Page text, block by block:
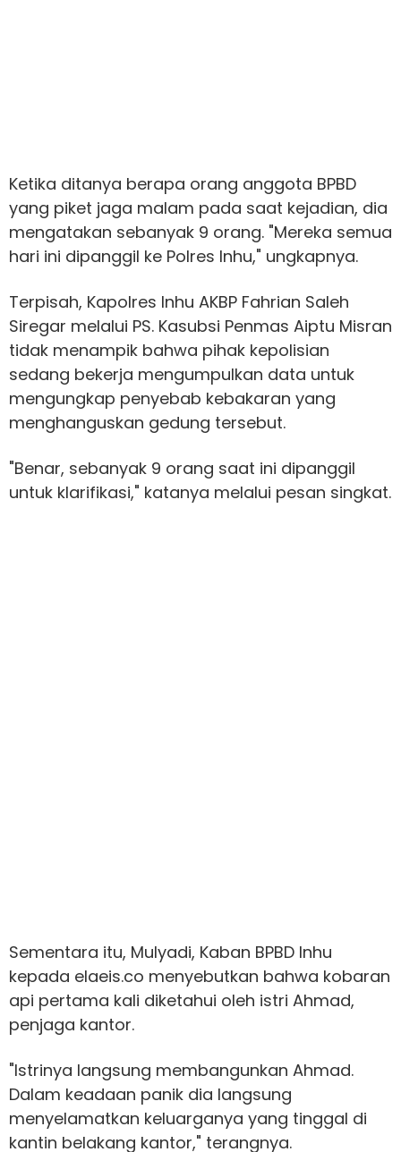
Ketika ditanya berapa orang anggota BPBD
yang piket jaga malam pada saat kejadian, dia
mengatakan sebanyak 9 orang. "Mereka semua
hari ini dipanggil ke Polres Inhu," ungkapnya.
Terpisah, Kapolres Inhu AKBP Fahrian Saleh
Siregar melalui PS. Kasubsi Penmas Aiptu Misran
tidak menampik bahwa pihak kepolisian
sedang bekerja mengumpulkan data untuk
mengungkap penyebab kebakaran yang
menghanguskan gedung tersebut.
"Benar, sebanyak 9 orang saat ini dipanggil
untuk klarifikasi," katanya melalui pesan singkat.
Sementara itu, Mulyadi, Kaban BPBD Inhu
kepada elaeis.co menyebutkan bahwa kobaran
api pertama kali diketahui oleh istri Ahmad,
penjaga kantor.
"Istrinya langsung membangunkan Ahmad.
Dalam keadaan panik dia langsung
menyelamatkan keluarganya yang tinggal di
kantin belakang kantor," terangnya.